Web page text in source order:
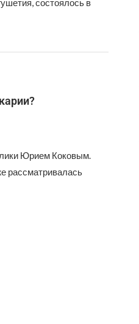
состоялось в
Юрием Коковым.
рассматривалась